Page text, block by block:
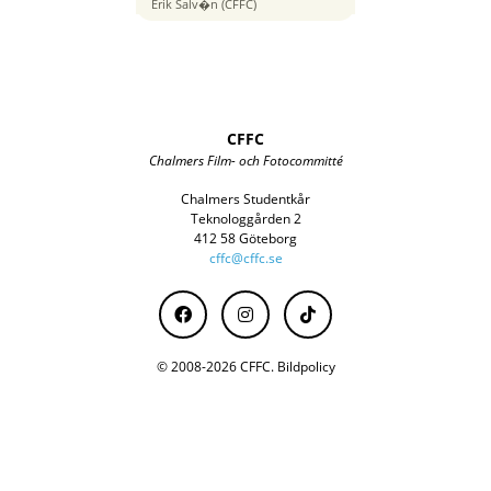
Erik Salv�n (CFFC)
CFFC
Chalmers Film- och Fotocommitté
Chalmers Studentkår
Teknologgården 2
412 58 Göteborg
cffc@cffc.se
© 2008-2026 CFFC. Bildpolicy